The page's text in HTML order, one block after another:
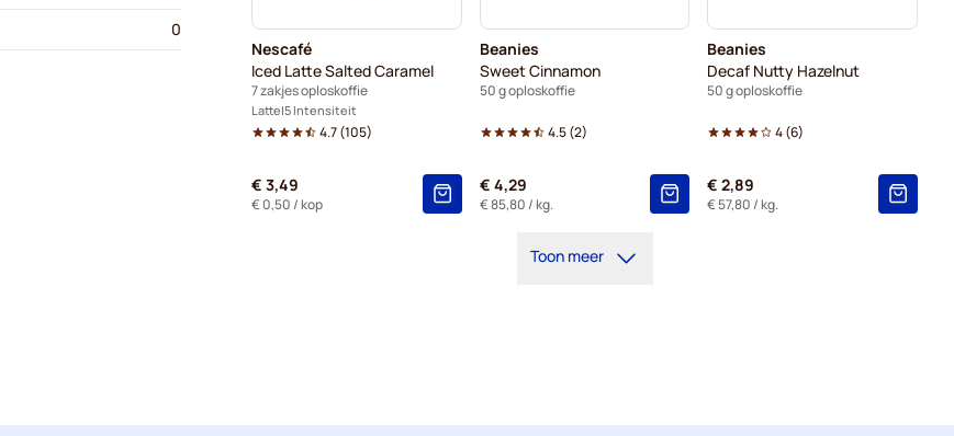
Nescafé
Iced Latte Salted Caramel
7 zakjes oploskoffie
Latte 5 Intensiteit
4.7(105)
€ 3,49
€ 0,50 / kop
Beanies
Sweet Cinnamon
50 g oploskoffie
4.5(2)
€ 4,29
€ 85,80 / kg.
Beanies
Decaf Nutty Hazelnut
50 g oploskoffie
4(6)
€ 2,89
€ 57,80 / kg.
Toon meer
0